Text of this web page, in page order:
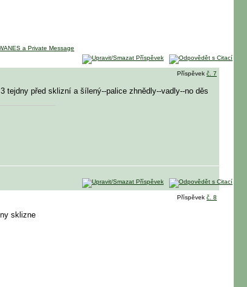
Příspěvek č. 7
tejdny před sklizní a šílený--palice zhnědly--vadly--no děs
Příspěvek č. 8
sklizne